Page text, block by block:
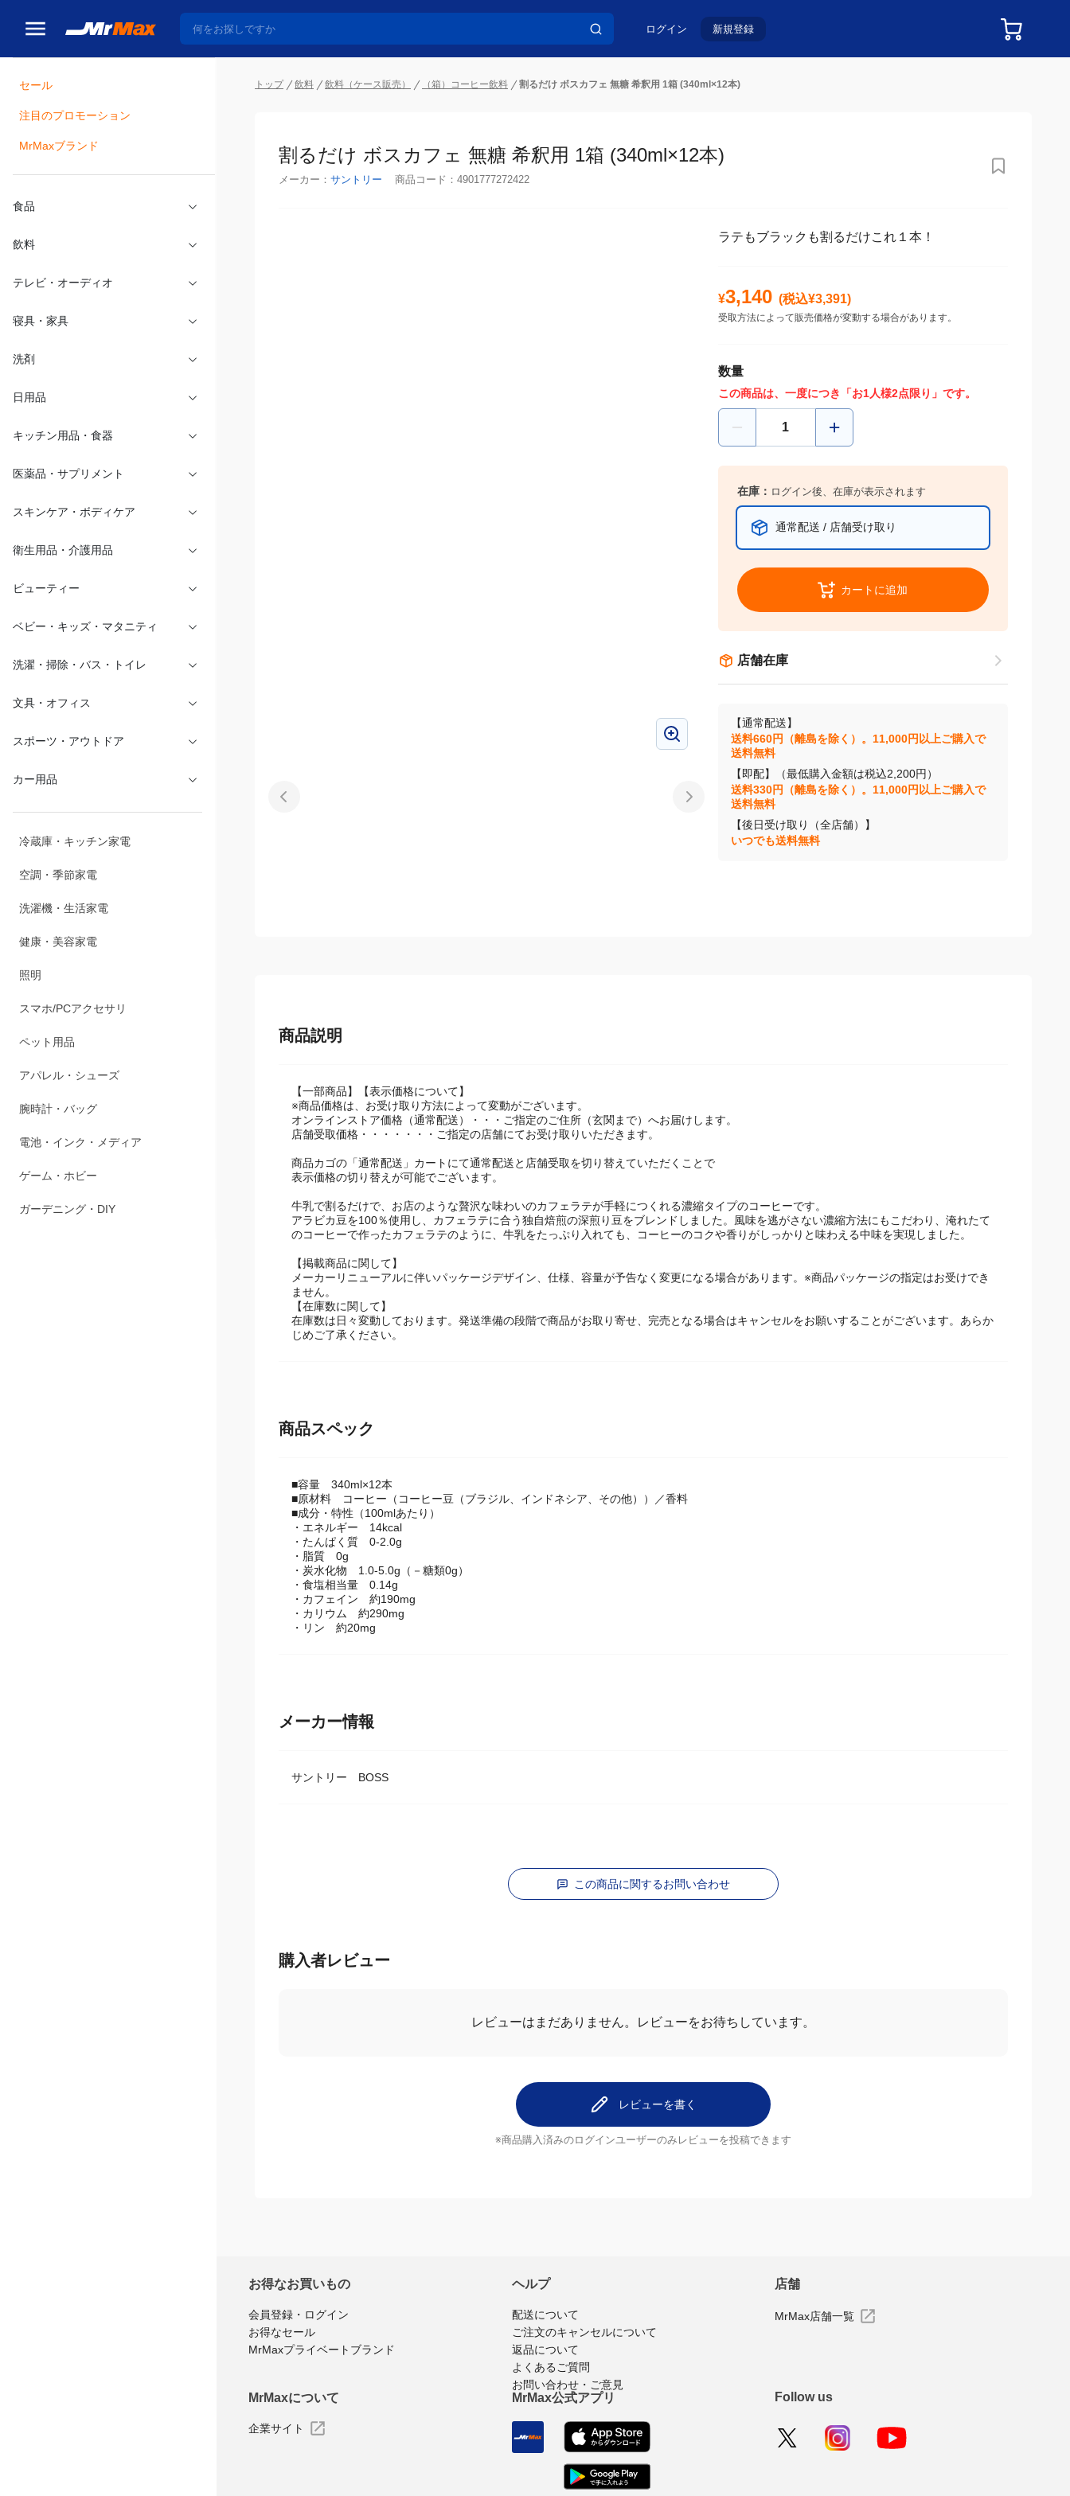
ログイン 新規登録
セール
注目のプロモーション
MrMaxブランド
食品
飲料
テレビ・オーディオ
寝具・家具
洗剤
日用品
カー用品
冷蔵庫・キッチン家電
空調・季節家電
洗濯機・生活家電
健康・美容家電
照明
スマホ/PCアクセサリ
トップ 飲料 飲料（ケース販売） （箱）コーヒー飲料 割るだけ ボスカフェ 無糖 希釈用 1箱 (340ml×12本)
割るだけ ボスカフェ 無糖 希釈用 1箱 (340ml×12本)
メーカー： サントリー 商品コード： 4901777272422
ラテもブラックも割るだけこれ１本！
¥3,140 (税込¥3,391)
受取方法によって販売価格が変動する場合があります。
数量
この商品は、一度につき「お1人様2点限り」です。
在庫： ログイン後、在庫が表示されます
通常配送 / 店舗受け取り
カートに追加
店舗在庫
【通常配送】
送料660円（離島を除く）。11,000円以上ご購入で
送料無料
【即配】（最低購入金額は税込2,200円）
送料330円（離島を除く）。11,000円以上ご購入で
送料無料
【後日受け取り（全店舗）】
【一部商品】【表示価格について】
※商品価格は、お受け取り方法によって変動がございます。
オンラインストア価格（通常配送）・・・ご指定のご住所（玄関まで）へお届けします。
商品カゴの「通常配送」カートにて通常配送と店舗受取を切り替えていただくことで
牛乳で割るだけで、お店のような贅沢な味わいのカフェラテが手軽につくれる濃縮タイプのコーヒーです。
アラビカ豆を100％使用し、カフェラテに合う独自焙煎の深煎り豆をブレンドしました。風味を逃がさない濃縮方法にもこだわり、淹れたて
【掲載商品に関して】
メーカーリニューアルに伴いパッケージデザイン、仕様、容量が予告なく変更になる場合があります。※商品パッケージの指定はお受けでき
ません。
【在庫数に関して】
在庫数は日々変動しております。発送準備の段階で商品がお取り寄せ、完売となる場合はキャンセルをお願いすることがございます。あらか
■容量 340ml×12本
■原材料 コーヒー（コーヒー豆（ブラジル、インドネシア、その他））／香料
■成分・特性（100mlあたり）
・エネルギー 14kcal
・たんぱく質 0-2.0g
・脂質 0g
・炭水化物 1.0-5.0g（－糖類0g）
・食塩相当量 0.14g
・カフェイン 約190mg
・カリウム 約290mg
この商品に関するお問い合わせ
お得なお買いもの
会員登録・ログイン
お得なセール
MrMaxプライベートブランド
ヘルプ
配送について
ご注文のキャンセルについて
返品について
よくあるご質問
お問い合わせ・ご意見
店舗
MrMax店舗一覧
MrMaxについて
企業サイト
MrMax公式アプリ Follow us